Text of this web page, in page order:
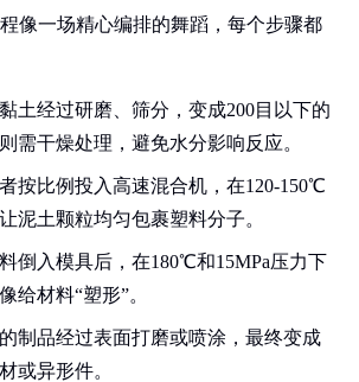
像一场精心编排的舞蹈，每个步骤都
黏土经过研磨、筛分，变成200目以下的
需干燥处理，避免水分影响反应。
者按比例投入高速混合机，在120-150℃
泥土颗粒均匀包裹塑料分子。
料倒入模具后，在180℃和15MPa压力下
给材料“塑形”。
的制品经过表面打磨或喷涂，最终变成
或异形件。